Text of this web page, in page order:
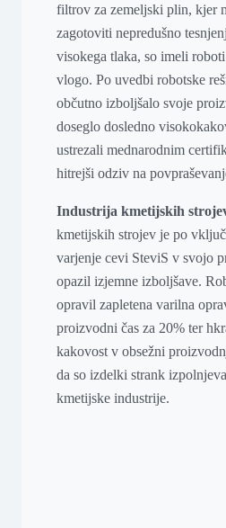
filtrov za zemeljski plin, kjer
zagotoviti nepredušno
visokega tlaka, so imeli
vlogo. Po uvedbi robotske
občutno izboljšalo svoje
doseglo dosledno
ustrezali mednarodnim
hitrejši odziv na
Industrija kmetijskih
kmetijskih strojev je po
varjenje cevi SteviS v svojo
opazil izjemne izboljšave.
opravil zapletena varilna
proizvodni čas za 20% ter
kakovost v obsežni
da so izdelki strank
kmetijske industrije.